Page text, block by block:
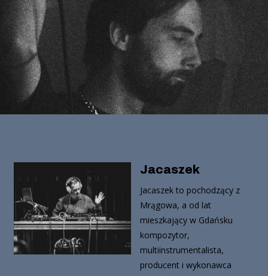
Jacaszek
Jacaszek to pochodzący z
Mrągowa, a od lat
mieszkający w Gdańsku
kompozytor,
multiinstrumentalista,
producent i wykonawca